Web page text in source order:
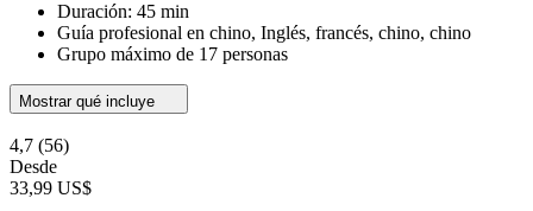
Duración: 45 min
Guía profesional en chino, Inglés, francés, chino, chino
Grupo máximo de 17 personas
Mostrar qué incluye
4,7 (56)
Desde
33,99 US$